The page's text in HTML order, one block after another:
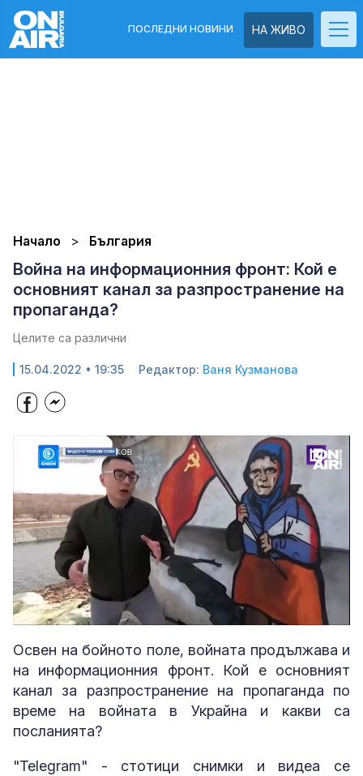
НА ЖИВО
ПОСЛЕДНИ НОВИНИ
Начало България
Война на информационния фронт: Кой е
основният канал за разпространение на
пропаганда?
Целите са различни
15.04.2022 • 19:35 Редактор: Ваня Кузманова
Unmute Loaded
33.69%
Освен на бойното поле, войната продължава и
на информационния фронт. Кой е основният
канал за разпространение на пропаганда по
време на войната в Украйна и какви са
посланията?
"Telegram" - стотици снимки и видеа се